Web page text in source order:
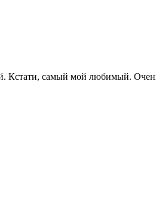
Кстати, самый мой любимый.